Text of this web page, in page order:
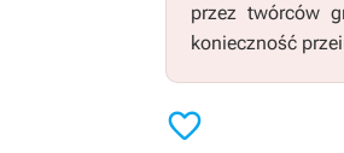
przez twórców
konieczność
